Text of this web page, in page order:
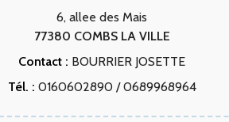
6, allee des Mais
77380 COMBS LA VILLE
Contact : BOURRIER JOSETTE
Tél. : 0160602890 / 0689968964